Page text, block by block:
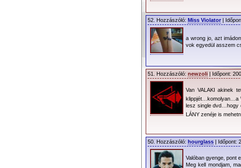
52. Hozzászóló: Miss Violator |
a wrong jo, azt
vok egyedül asszem
51. Hozzászóló: newzoli | Időpont:
Van VALAKI akinek
klippjét…komolyan…a
lesz single dvd…hogy
LÁNY zenéje is
50. Hozzászóló: hourglass | Időpont:
Valóban gyenge, pont
Meg kell mondjam,